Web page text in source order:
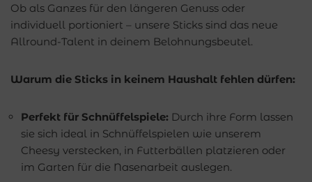
Ob als Ganzes für den längeren Genuss oder
individuell portioniert – unsere Sticks sind das neue
Allround-Talent in deinem Belohnungsbeutel.
Warum die Sticks in keinem Haushalt fehlen dürfen:
Perfekt für Schnüffelspiele: Durch ihre Form lassen
sie sich ideal in Schnüffelspielen wie unserem
Cheesy verstecken, in Futterbällen platzieren oder
im Garten für die Nasenarbeit auslegen.